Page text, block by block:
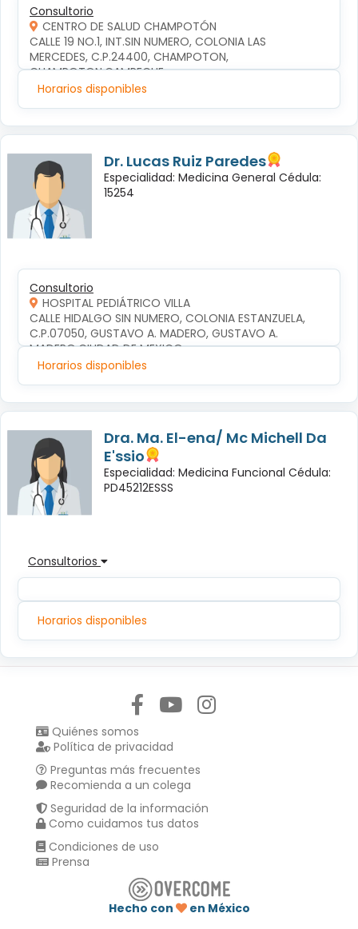
Consultorio
CENTRO DE SALUD CHAMPOTÓN
CALLE 19 NO.1, INT.SIN NUMERO, COLONIA LAS
MERCEDES, C.P.24400, CHAMPOTON,
CHAMPOTON,CAMPECHE
Horarios disponibles
Dr. Lucas Ruiz Paredes
Especialidad: Medicina General Cédula:
15254
Consultorio
HOSPITAL PEDIÁTRICO VILLA
CALLE HIDALGO SIN NUMERO, COLONIA ESTANZUELA,
C.P.07050, GUSTAVO A. MADERO, GUSTAVO A.
MADERO,CIUDAD DE MEXICO
Horarios disponibles
Dra. Ma. El-ena/ Mc Michell Da
E'ssio
Especialidad: Medicina Funcional Cédula:
PD45212ESSS
Consultorios
Horarios disponibles
Quiénes somos
Política de privacidad
Preguntas más frecuentes
Recomienda a un colega
Seguridad de la información
Como cuidamos tus datos
Condiciones de uso
Prensa
Hecho con
en México